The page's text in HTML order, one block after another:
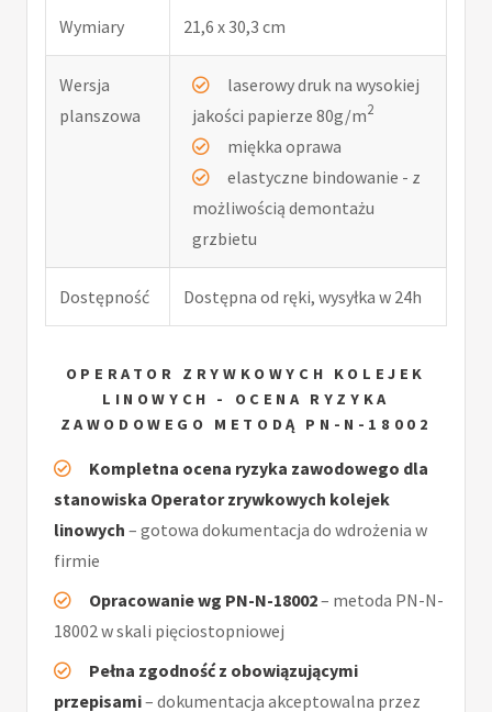
Wymiary 21,6 x 30,3 cm
Wersja
planszowa
laserowy druk na wysokiej
jakości papierze 80g/m2
miękka oprawa
elastyczne bindowanie - z
możliwością demontażu
grzbietu
Dostępność Dostępna od ręki, wysyłka w 24h
OPERATOR ZRYWKOWYCH KOLEJEK
LINOWYCH - OCENA RYZYKA
ZAWODOWEGO METODĄ PN-N-18002
Kompletna ocena ryzyka zawodowego dla
stanowiska Operator zrywkowych kolejek
linowych – gotowa dokumentacja do wdrożenia w
firmie
Opracowanie wg PN-N-18002– metoda PN-N-
18002 w skali pięciostopniowej
Pełna zgodność z obowiązującymi
przepisami– dokumentacja akceptowalna przez